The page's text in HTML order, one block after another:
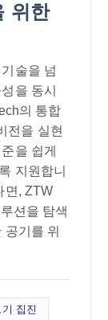
위한
술을 넘
을 동시
의 통합
전을 실현
을 쉽게
지원합니
면, ZTW
션을 탐색
기를 위
기 집진